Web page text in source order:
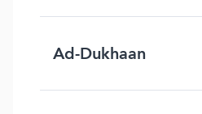
Ad-Dukhaan